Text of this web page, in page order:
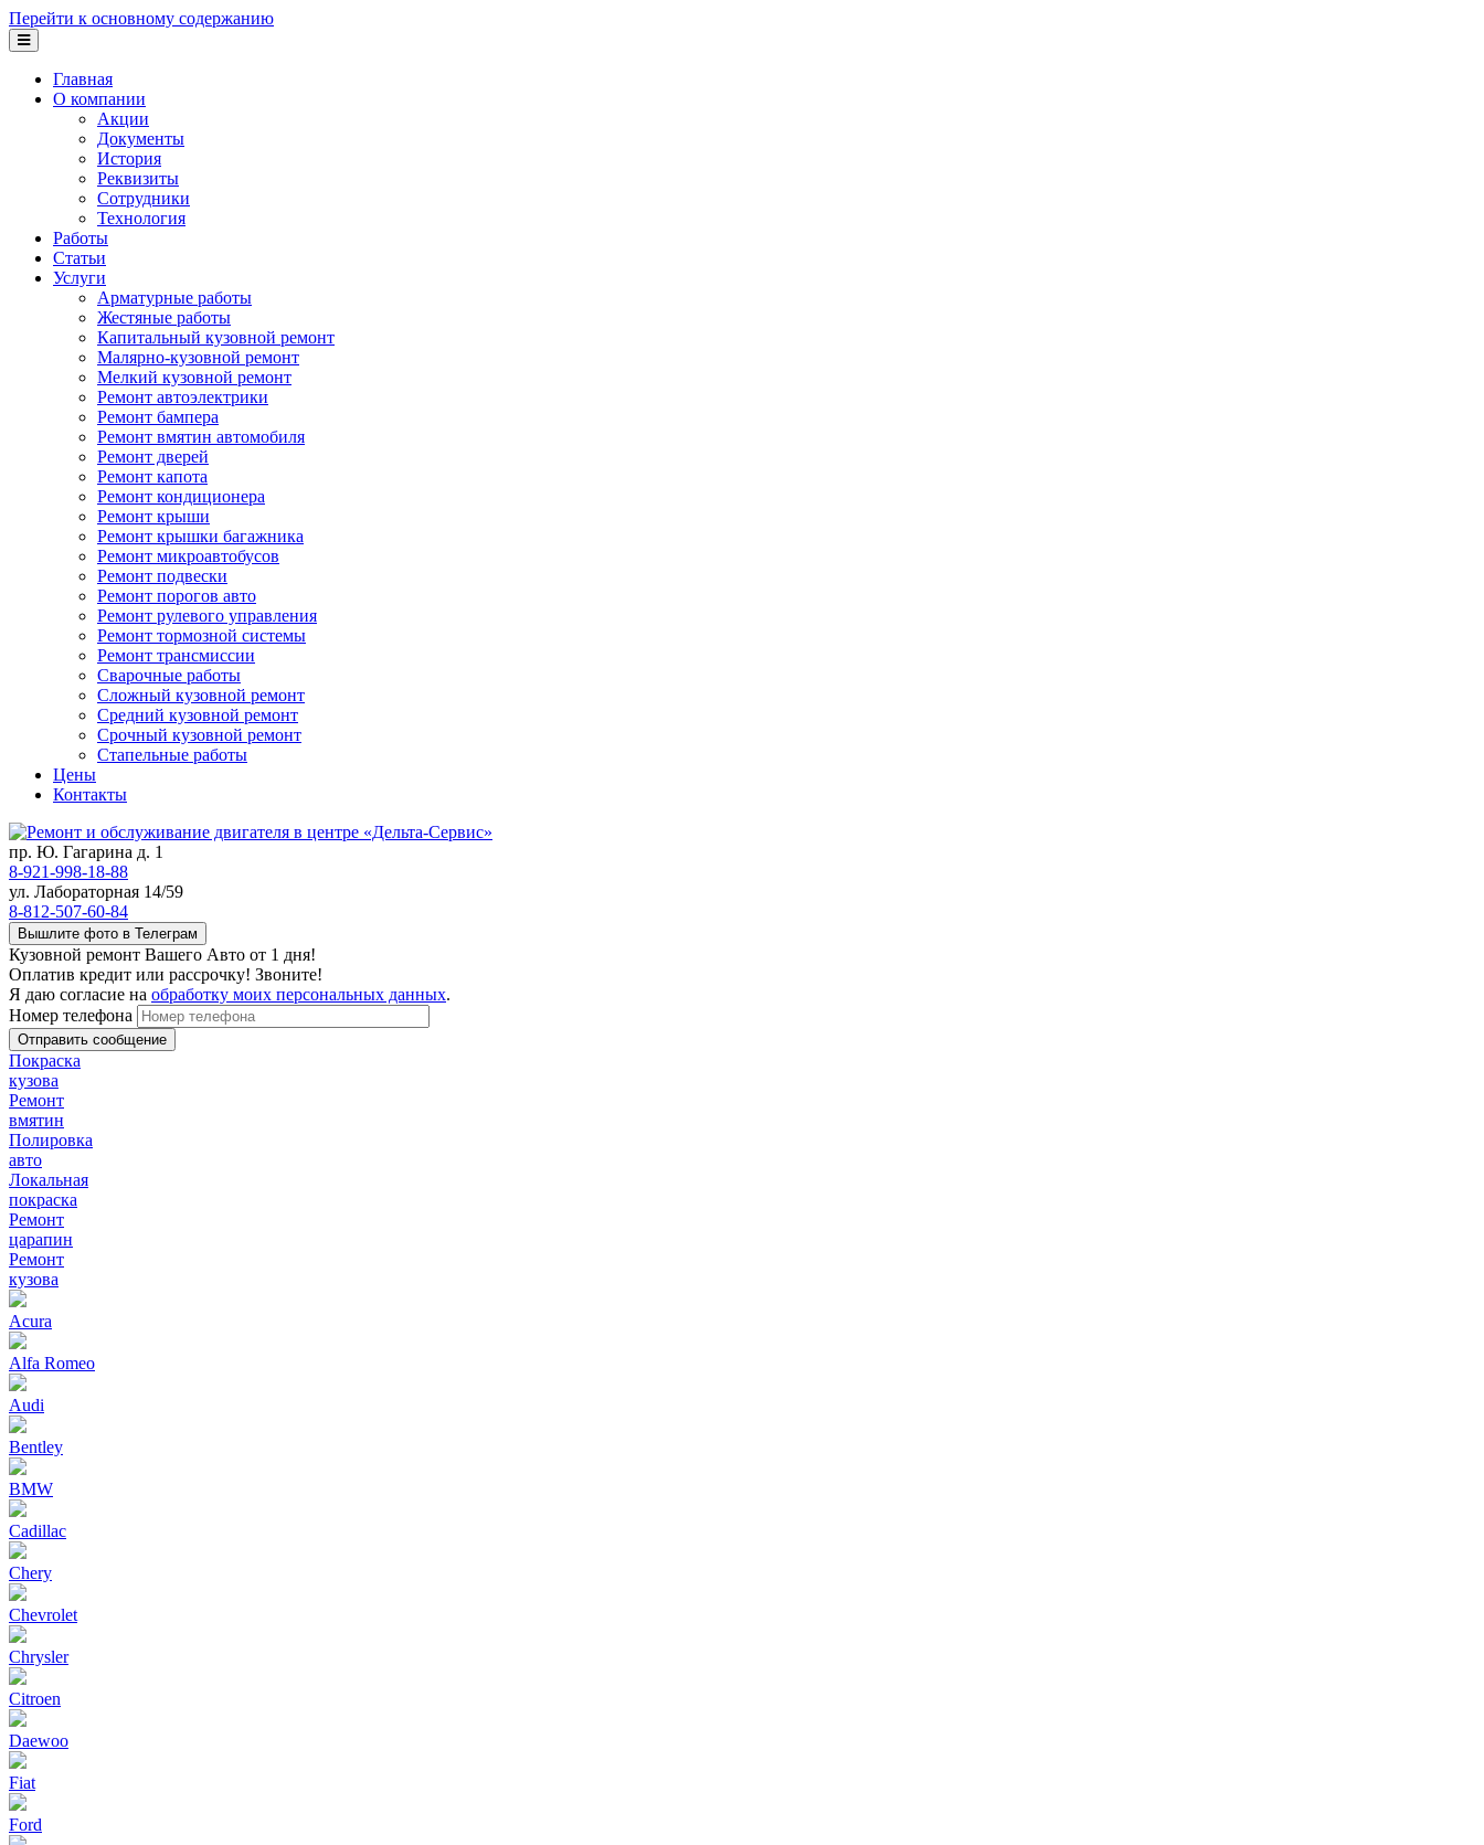
Перейти к основному содержанию
Главная
О компании
Акции
Документы
История
Реквизиты
Сотрудники
Технология
Работы
Статьи
Услуги
Арматурные работы
Жестяные работы
Капитальный кузовной ремонт
Малярно-кузовной ремонт
Мелкий кузовной ремонт
Ремонт автоэлектрики
Ремонт бампера
Ремонт вмятин автомобиля
Ремонт дверей
Ремонт капота
Ремонт кондиционера
Ремонт крыши
Ремонт крышки багажника
Ремонт микроавтобусов
Ремонт подвески
Ремонт порогов авто
Ремонт рулевого управления
Ремонт тормозной системы
Ремонт трансмиссии
Сварочные работы
Сложный кузовной ремонт
Средний кузовной ремонт
Срочный кузовной ремонт
Стапельные работы
Цены
Контакты
пр. Ю. Гагарина д. 1
8-921-998-18-88
ул. Лабораторная 14/59
8-812-507-60-84
Вышлите фото в Телеграм
Кузовной ремонт Вашего Авто от 1 дня!
Оплатив кредит или рассрочку! Звоните!
Я даю согласие на обработку моих персональных данных.
Номер телефона
Покраска
кузова
Ремонт
вмятин
Полировка
авто
Локальная
покраска
Ремонт
царапин
Ремонт
кузова
Acura
Alfa Romeo
Audi
Bentley
BMW
Cadillac
Chery
Chevrolet
Chrysler
Citroen
Daewoo
Fiat
Ford